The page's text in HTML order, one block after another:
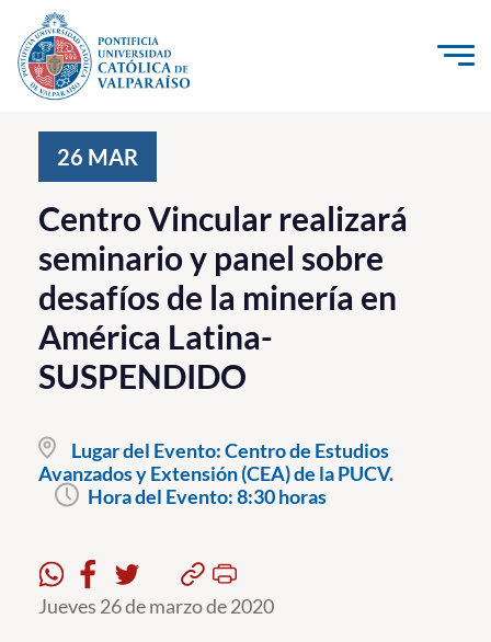
Click acá para ir directamente al contenido
Investigación, Creación e Innovación
PUCV Internacional
Vinculación con el Medio
Admisión
Pregrado
Postgrado
Formación Continua
Académicos
26 MAR
Centro Vincular realizará
seminario y panel sobre
desafíos de la minería en
América Latina-
SUSPENDIDO
Lugar del Evento:Centro de Estudios
Avanzados y Extensión (CEA) de la PUCV.
Hora del Evento:8:30 horas
Jueves 26 de marzo de 2020